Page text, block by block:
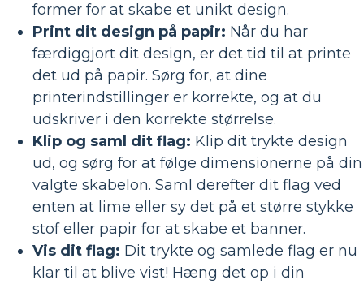
former for at skabe et unikt design.
Print dit design på papir: Når du har
færdiggjort dit design, er det tid til at printe
det ud på papir. Sørg for, at dine
printerindstillinger er korrekte, og at du
udskriver i den korrekte størrelse.
Klip og saml dit flag: Klip dit trykte design
ud, og sørg for at følge dimensionerne på din
valgte skabelon. Saml derefter dit flag ved
enten at lime eller sy det på et større stykke
stof eller papir for at skabe et banner.
Vis dit flag: Dit trykte og samlede flag er nu
klar til at blive vist! Hæng det op i din